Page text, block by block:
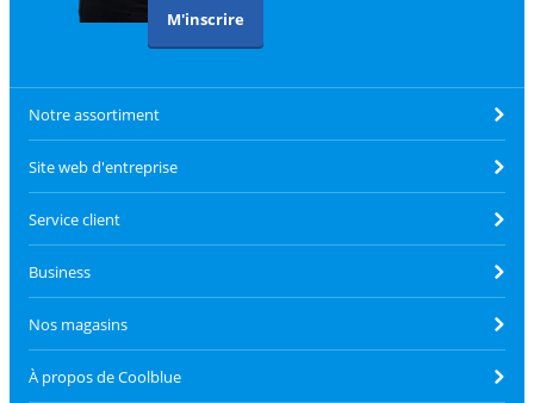
M'inscrire
Notre assortiment
Site web d'entreprise
Service client
Business
Nos magasins
À propos de Coolblue